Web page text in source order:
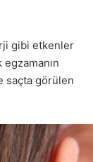
gibi etkenler
saçta görülen